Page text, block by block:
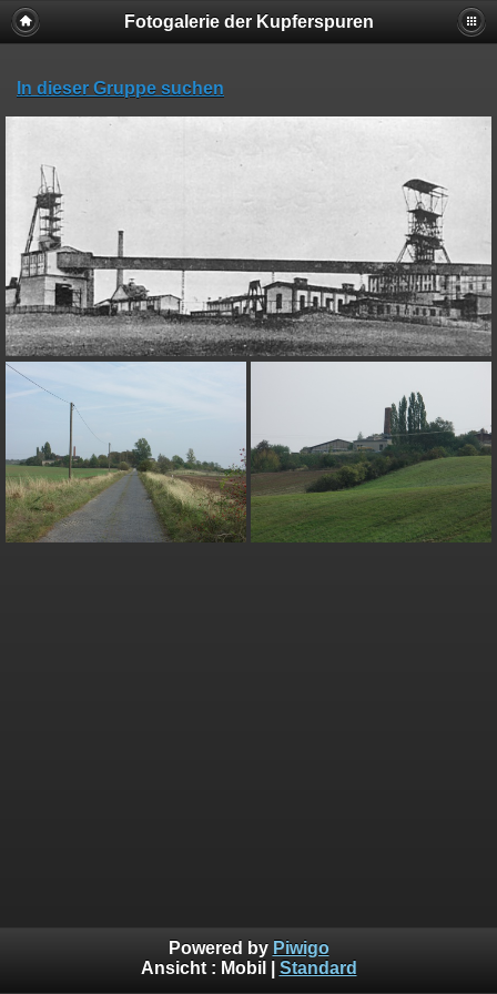
Fotogalerie der Kupferspuren
In dieser Gruppe suchen
Powered by Piwigo
Ansicht : Mobil Standard